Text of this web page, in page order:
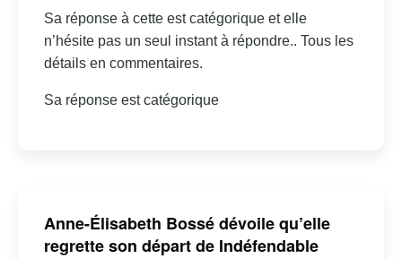
Sa réponse à cette est catégorique et elle
n’hésite pas un seul instant à répondre.. Tous les
détails en commentaires.
Sa réponse est catégorique
Anne-Élisabeth Bossé dévoile qu’elle
regrette son départ de Indéfendable